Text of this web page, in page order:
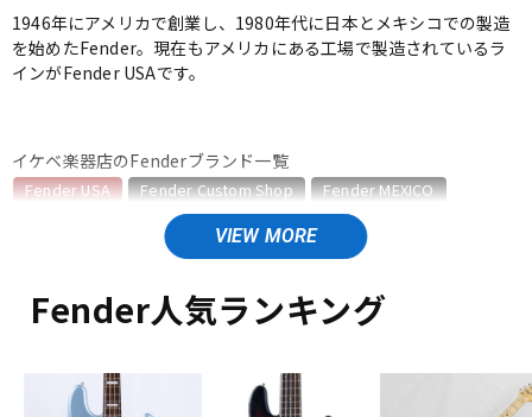
エレキギター アコギ/エレアコ
パーカッション
キーボード 電子ピアノ
管楽器
1946年にアメリカで創業し、1980年代に日本とメキシコでの製造
を始めたFender。現在もアメリカにある工場で製造されているラ
インがFender USAです。
イケベ楽器店のFenderブランド一覧
Fender USA Fender Custom Shop
Fender MEXICO
Fender Made in Japan
Fender Standard Series
Fender Japan
Fender USAのカテゴリ
エレキギター/テレキャスター・TLタイプ
エレキギター/ジャズマスター・JMタイプ
Fender人気ランキング